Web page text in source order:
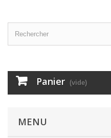
Panier (vide)
MENU